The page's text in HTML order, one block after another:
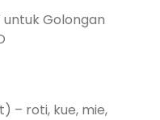
untuk Golongan
– roti, kue, mie,